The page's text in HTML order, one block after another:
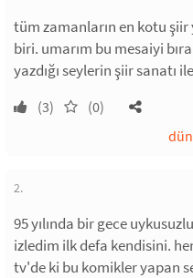
tüm zamanların en kotu
biri. umarım bu mesaiyi
yazdığı seylerin şiir sanatı
(3) (0)
2.
95 yılında bir gece
izledim ilk defa kendisini.
tv'de ki bu komikler yapan